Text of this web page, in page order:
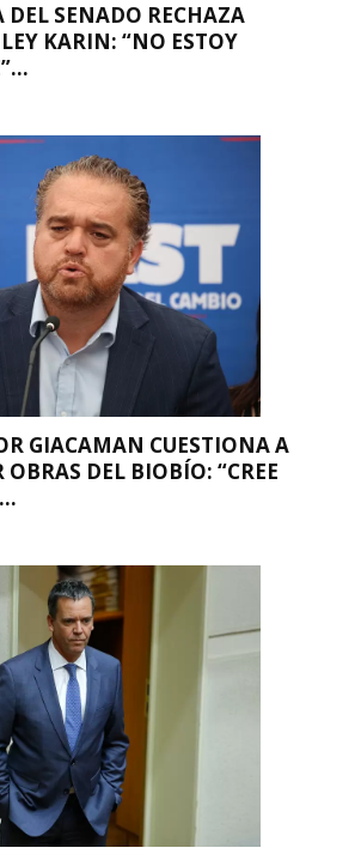
DEL SENADO RECHAZA
KARIN: “NO ESTOY
GIACAMAN CUESTIONA A
OBRAS DEL BIOBÍO: “CREE